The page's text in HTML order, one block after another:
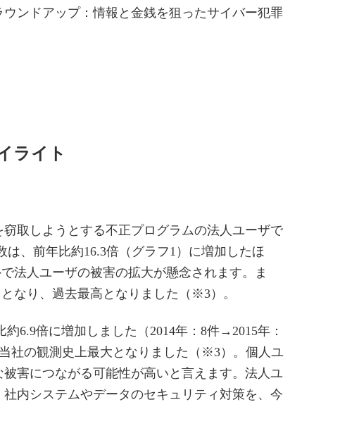
ンドアップ：情報と金銭を狙ったサイバー犯罪
ライト
取しようとする不正プログラムの法人ユーザで
、前年比約16.3倍（グラフ1）に増加したほ
法人ユーザの被害の拡大が懸念されます。ま
なり、過去最高となりました（※3）。
6.9倍に増加しました（2014年：8件→2015年：
社の観測史上最大となりました（※3）。個人ユ
害につながる可能性が高いと言えます。法人ユ
内システムやデータのセキュリティ対策を、今